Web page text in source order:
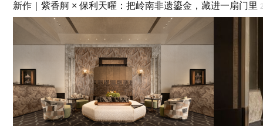
新作｜紫香舸 × 保利天曜：把岭南非遗鎏金，藏进一扇门里